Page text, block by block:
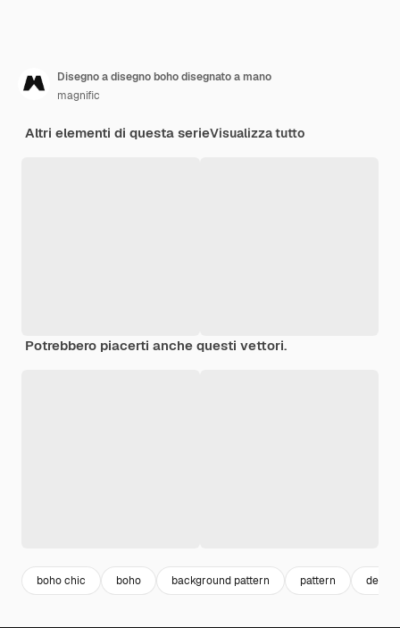
Disegno a disegno boho disegnato a mano
magnific
Altri elementi di questa serieVisualizza tutto
Potrebbero piacerti anche questi vettori.
boho chic boho background pattern pattern